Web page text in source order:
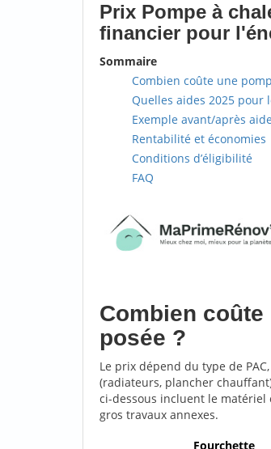
Prix Pompe à
financier pour
Sommaire
Combien coûte une
Quelles aides 2025 pour
Exemple avant/après
Rentabilité et économies
Conditions d’éligibilité
FAQ
Combien
posée ?
Le prix dépend du type de
(radiateurs, plancher
ci-dessous incluent le matériel
gros travaux annexes.
Fourchette